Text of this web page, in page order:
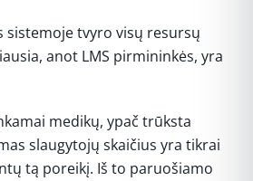
sistemoje tvyro visų resursų
anot LMS pirmininkės, yra
medikų, ypač trūksta
slaugytojų skaičius yra tikrai
tą poreikį. Iš to paruošiamo